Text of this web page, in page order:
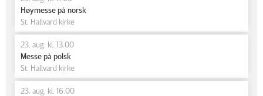
Høymesse på norsk
St. Hallvard kirke
23. aug. kl. 13.00
Messe på polsk
St. Hallvard kirke
23. aug. kl. 16.00